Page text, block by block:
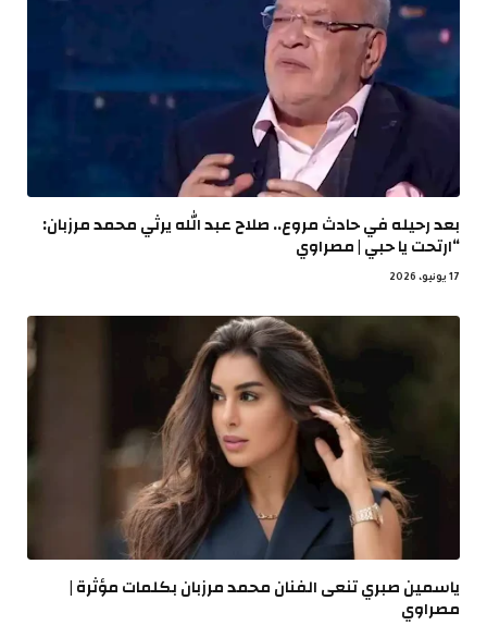
بعد رحيله في حادث مروع.. صلاح عبد الله يرثي محمد مرزبان:
“ارتحت يا حبي | مصراوي
17 يونيو، 2026
ياسمين صبري تنعى الفنان محمد مرزبان بكلمات مؤثرة |
مصراوي